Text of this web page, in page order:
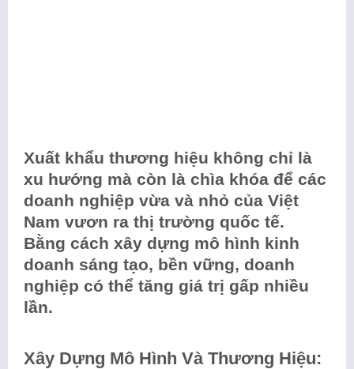
Xuất khẩu thương hiệu không chỉ là
xu hướng mà còn là chìa khóa để các
doanh nghiệp vừa và nhỏ của Việt
Nam vươn ra thị trường quốc tế.
Bằng cách xây dựng mô hình kinh
doanh sáng tạo, bền vững, doanh
nghiệp có thể tăng giá trị gấp nhiều
lần.
Xây Dựng Mô Hình Và Thương Hiệu: